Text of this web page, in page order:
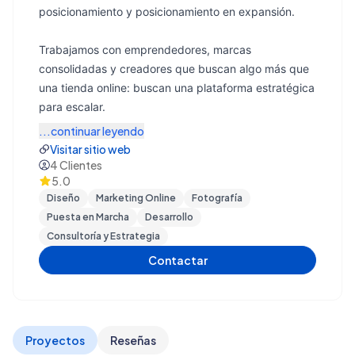
posicionamiento y posicionamiento en expansión.
Trabajamos con emprendedores, marcas
consolidadas y creadores que buscan algo más que
una tienda online: buscan una plataforma estratégica
para escalar.
...continuar leyendo
Visitar sitio web
4Clientes
5.0
Diseño Marketing Online
Fotografía
Puesta en Marcha
Desarrollo
Consultoría y Estrategia
Contactar
Proyectos Reseñas